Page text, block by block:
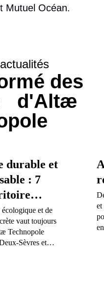
Mutuel Océan.
des
d'Altæ
durable et
: 7
et de
vaut toujours
Technopole
Sèvres et
et